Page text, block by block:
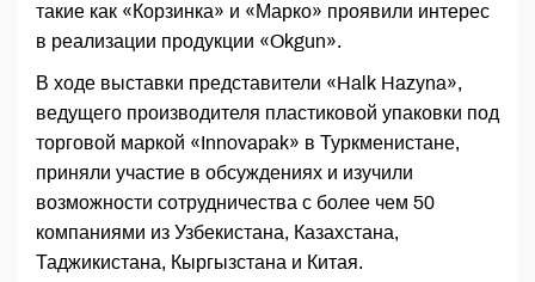
такие как «Корзинка» и «Марко» проявили интерес
в реализации продукции «Okgun».
В ходе выставки представители «Halk Hazyna»,
ведущего производителя пластиковой упаковки под
торговой маркой «Innovapak» в Туркменистане,
приняли участие в обсуждениях и изучили
возможности сотрудничества с более чем 50
компаниями из Узбекистана, Казахстана,
Таджикистана, Кыргызстана и Китая.